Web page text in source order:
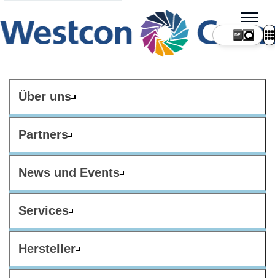
Über uns
Partners
News und Events
Services
Hersteller
DE